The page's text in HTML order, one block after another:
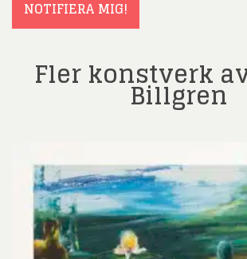
NOTIFIERA MIG!
Fler konstverk
Billgren